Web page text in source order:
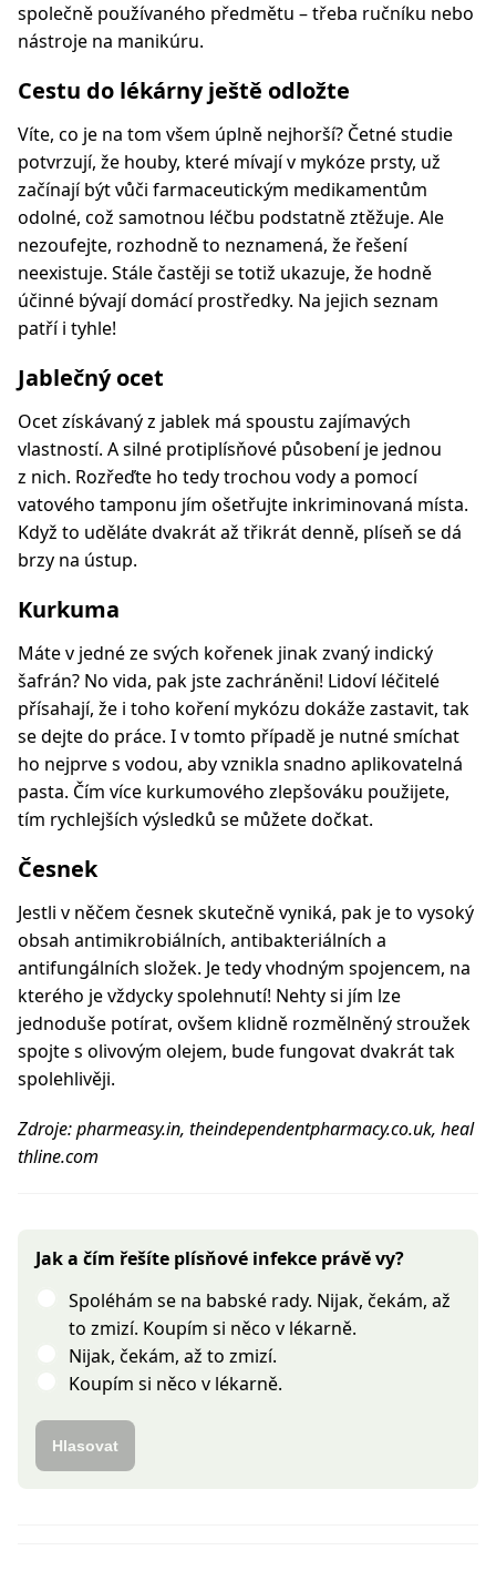
společně používaného předmětu – třeba ručníku nebo
nástroje na manikúru.
Cestu do lékárny ještě odložte
Víte, co je na tom všem úplně nejhorší? Četné studie
potvrzují, že houby, které mívají v mykóze prsty, už
začínají být vůči farmaceutickým medikamentům
odolné, což samotnou léčbu podstatně ztěžuje. Ale
nezoufejte, rozhodně to neznamená, že řešení
neexistuje. Stále častěji se totiž ukazuje, že hodně
účinné bývají domácí prostředky. Na jejich seznam
patří i tyhle!
Jablečný ocet
Ocet získávaný z jablek má spoustu zajímavých
vlastností. A silné protiplísňové působení je jednou
z nich. Rozřeďte ho tedy trochou vody a pomocí
vatového tamponu jím ošetřujte inkriminovaná místa.
Když to uděláte dvakrát až třikrát denně, plíseň se dá
brzy na ústup.
Kurkuma
Máte v jedné ze svých kořenek jinak zvaný indický
šafrán? No vida, pak jste zachráněni! Lidoví léčitelé
přísahají, že i toho koření mykózu dokáže zastavit, tak
se dejte do práce. I v tomto případě je nutné smíchat
ho nejprve s vodou, aby vznikla snadno aplikovatelná
pasta. Čím více kurkumového zlepšováku použijete,
tím rychlejších výsledků se můžete dočkat.
Česnek
Jestli v něčem česnek skutečně vyniká, pak je to vysoký
obsah antimikrobiálních, antibakteriálních a
antifungálních složek. Je tedy vhodným spojencem, na
kterého je vždycky spolehnutí! Nehty si jím lze
jednoduše potírat, ovšem klidně rozmělněný stroužek
spojte s olivovým olejem, bude fungovat dvakrát tak
spolehlivěji.
Zdroje: pharmeasy.in, theindependentpharmacy.co.uk, heal
thline.com
Jak a čím řešíte plísňové infekce právě vy?
Spoléhám se na babské rady. Nijak, čekám, až
to zmizí. Koupím si něco v lékarně.
Nijak, čekám, až to zmizí.
Koupím si něco v lékarně.
Hlasovat